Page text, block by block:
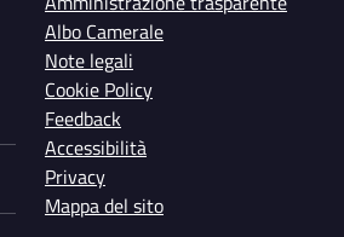
Albo Camerale
Note legali
Cookie Policy
Feedback
Accessibilità
Privacy
Mappa del sito